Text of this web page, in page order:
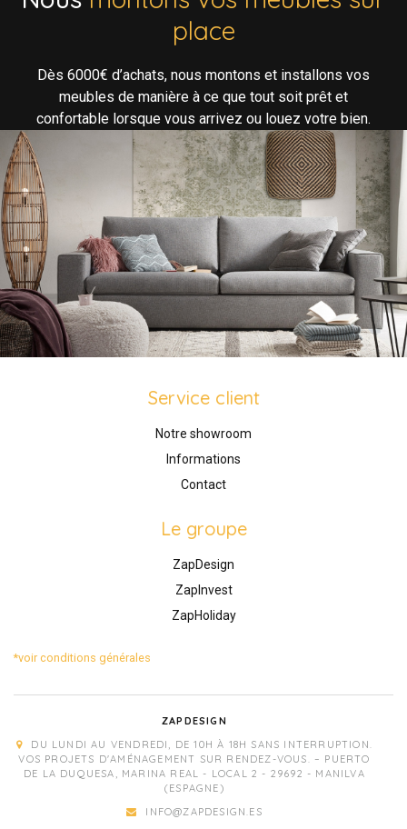
place
Dès 6000€ d’achats, nous montons et installons vos
meubles de manière à ce que tout soit prêt et
confortable lorsque vous arrivez ou louez votre bien.
Service client
Notre showroom
Informations
Contact
Le groupe
ZapDesign
ZapInvest
ZapHoliday
*voir conditions générales
ZAPDESIGN
DU LUNDI AU VENDREDI, DE 10H À 18H SANS INTERRUPTION.
VOS PROJETS D'AMÉNAGEMENT SUR RENDEZ-VOUS. – PUERTO
DE LA DUQUESA, MARINA REAL - LOCAL 2 - 29692 - MANILVA
(ESPAGNE)
INFO@ZAPDESIGN.ES